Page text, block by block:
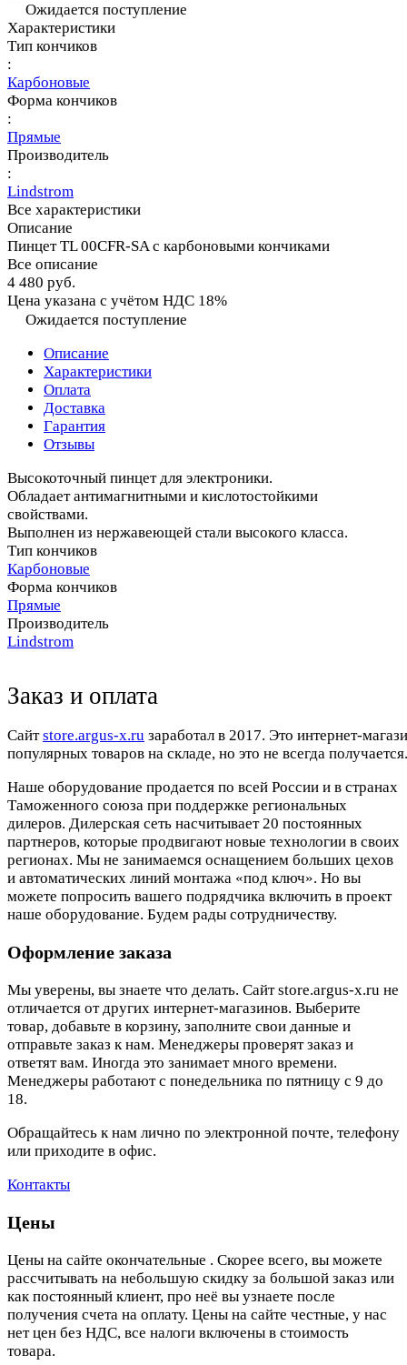
Ожидается поступление
Характеристики
Тип кончиков
:
Карбоновые
Форма кончиков
:
Прямые
Производитель
:
Lindstrom
Все характеристики
Описание
Пинцет TL 00CFR-SA с карбоновыми кончиками
Все описание
4 480 руб.
Цена указана с учётом НДС 18%
Ожидается поступление
Описание
Характеристики
Оплата
Доставка
Гарантия
Отзывы
Высокоточный пинцет для электроники.
Обладает антимагнитными и кислотостойкими
свойствами.
Выполнен из нержавеющей стали высокого класса.
Тип кончиков
Карбоновые
Форма кончиков
Прямые
Производитель
Lindstrom
Заказ и оплата
Cайтstore.argus-x.ru заработал в 2017. Это интернет-
популярных товаров на складе, но это не всегда
Наше оборудование продается по всей России и в странах
Таможенного союза при поддержке региональных
дилеров. Дилерская сеть насчитывает 20 постоянных
партнеров, которые продвигают новые технологии в своих
регионах. Мы не занимаемся оснащением больших цехов
и автоматических линий монтажа «под ключ». Но вы
можете попросить вашего подрядчика включить в проект
наше оборудование. Будем рады сотрудничеству.
Оформление заказа
Мы уверены, вы знаете что делать. Сайт store.argus-x.ru не
отличается от других интернет-магазинов. Выберите
товар, добавьте в корзину, заполните свои данные и
отправьте заказ к нам. Менеджеры проверят заказ и
ответят вам. Иногда это занимает много времени.
Менеджеры работают с понедельника по пятницу с 9 до
18.
Обращайтесь к нам лично по электронной почте, телефону
или приходите в офис.
Контакты
Цены
Цены на сайте окончательные . Скорее всего, вы можете
рассчитывать на небольшую скидку за большой заказ или
как постоянный клиент, про неё вы узнаете после
получения счета на оплату. Цены на сайте честные, у нас
нет цен без НДС, все налоги включены в стоимость
товара.